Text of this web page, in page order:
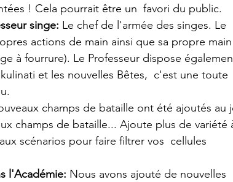
! Cela pourrait être un  favori du public.
singe: Le chef de l'armée des singes. Le
actions de main ainsi que sa propre main
à fourrure). Le Professeur dispose
et les nouvelles Bêtes,  c'est une toute
champs de bataille ont été ajoutés au
champs de bataille... Ajoute plus de variété
scénarios pour faire filtrer vos  cellules
l'Académie: Nous avons ajouté de nouvelles